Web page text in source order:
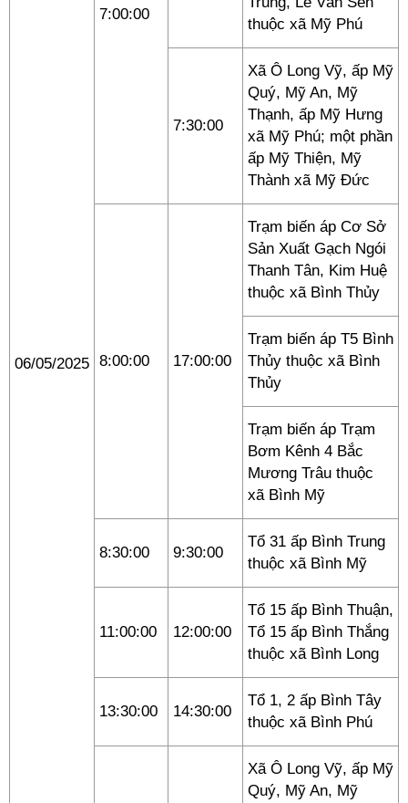
06/05/2025
7:00:00
thuộc xã Mỹ Phú
7:30:00
Xã Ô Long Vỹ, ấp Mỹ
Quý, Mỹ An, Mỹ
Thạnh, ấp Mỹ Hưng
xã Mỹ Phú; một phần
ấp Mỹ Thiện, Mỹ
Thành xã Mỹ Đức
8:00:00 17:00:00
Trạm biến áp Cơ Sở
Sản Xuất Gạch Ngói
Thanh Tân, Kim Huệ
thuộc xã Bình Thủy
Trạm biến áp T5 Bình
Thủy thuộc xã Bình
Thủy
Trạm biến áp Trạm
Bơm Kênh 4 Bắc
Mương Trâu thuộc
xã Bình Mỹ
8:30:00 9:30:00
Tổ 31 ấp Bình Trung
thuộc xã Bình Mỹ
11:00:00 12:00:00
Tổ 15 ấp Bình Thuận,
Tổ 15 ấp Bình Thắng
thuộc xã Bình Long
13:30:00 14:30:00
Tổ 1, 2 ấp Bình Tây
thuộc xã Bình Phú
Xã Ô Long Vỹ, ấp Mỹ
Quý, Mỹ An, Mỹ